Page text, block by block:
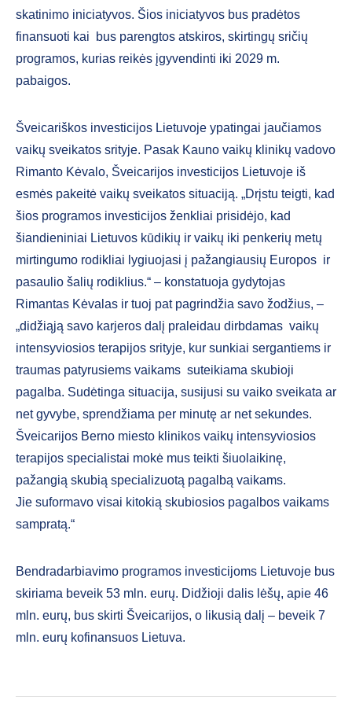
skatinimo iniciatyvos. Šios iniciatyvos bus pradėtos
finansuoti kai bus parengtos atskiros, skirtingų sričių
programos, kurias reikės įgyvendinti iki 2029 m.
pabaigos.
Šveicariškos investicijos Lietuvoje ypatingai jaučiamos
vaikų sveikatos srityje. Pasak Kauno vaikų klinikų vadovo
Rimanto Kėvalo, Šveicarijos investicijos Lietuvoje iš
esmės pakeitė vaikų sveikatos situaciją. „Drįstu teigti, kad
šios programos investicijos ženkliai prisidėjo, kad
šiandieniniai Lietuvos kūdikių ir vaikų iki penkerių metų
mirtingumo rodikliai lygiuojasi į pažangiausių Europos ir
pasaulio šalių rodiklius.“ – konstatuoja gydytojas
Rimantas Kėvalas ir tuoj pat pagrindžia savo žodžius, –
„didžiąją savo karjeros dalį praleidau dirbdamas vaikų
intensyviosios terapijos srityje, kur sunkiai sergantiems ir
traumas patyrusiems vaikams suteikiama skubioji
pagalba. Sudėtinga situacija, susijusi su vaiko sveikata ar
net gyvybe, sprendžiama per minutę ar net sekundes.
Šveicarijos Berno miesto klinikos vaikų intensyviosios
terapijos specialistai mokė mus teikti šiuolaikinę,
pažangią skubią specializuotą pagalbą vaikams.
Jie suformavo visai kitokią skubiosios pagalbos vaikams
sampratą.“
Bendradarbiavimo programos investicijoms Lietuvoje bus
skiriama beveik 53 mln. eurų. Didžioji dalis lėšų, apie 46
mln. eurų, bus skirti Šveicarijos, o likusią dalį – beveik 7
mln. eurų kofinansuos Lietuva.